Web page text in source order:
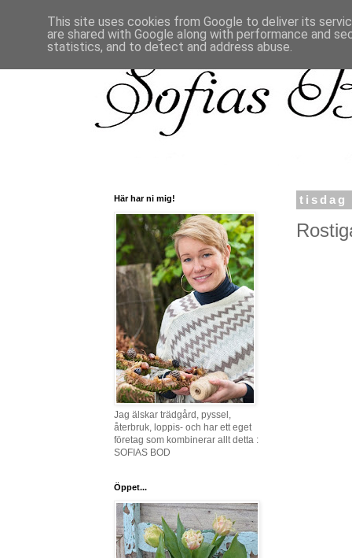
tisdag
Här har ni mig!
Jag älskar trädgård, pyssel,
återbruk, loppis- och har ett eget
företag som kombinerar allt detta :
SOFIAS BOD
Öppet...
This site uses cookies from Google to deliver its
are shared with Google along with performance and
statistics, and to detect and address abuse.